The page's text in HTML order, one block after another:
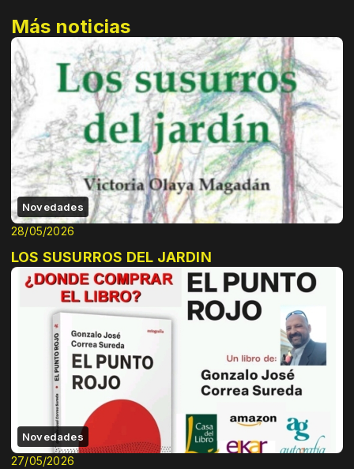
Más noticias
Novedades
28/05/2026
LOS SUSURROS DEL JARDIN
Novedades
27/05/2026